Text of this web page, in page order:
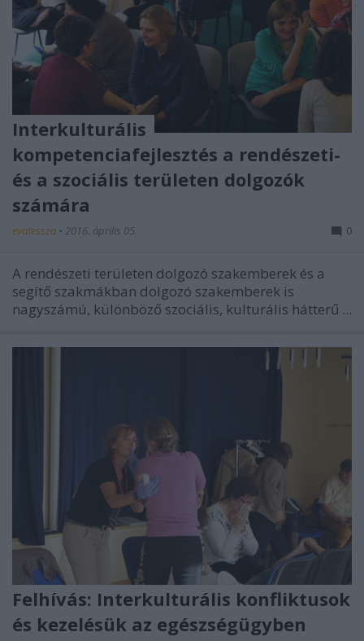
Interkulturális
kompetenciafejlesztés a rendészeti-
és a szociális területen dolgozók
számára
evatessza • 2016. április 05. 0
A rendészeti területen dolgozó szakemberek és a
segítő szakmákban dolgozó szakemberek is
nagyszámú, különböző szociális, kulturális hátterű ...
Felhívás: Interkulturális konfliktusok
és kezelésük az egészségügyben